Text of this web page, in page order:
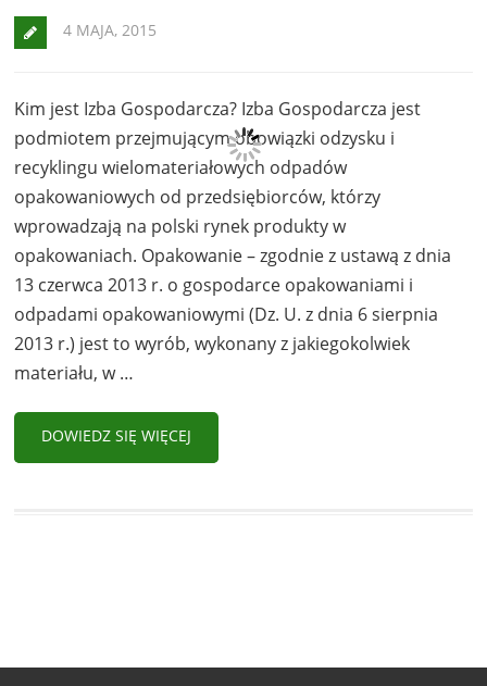
4 MAJA, 2015
Kim jest Izba Gospodarcza? Izba Gospodarcza jest
podmiotem przejmującym obowiązki odzysku i
recyklingu wielomateriałowych odpadów
opakowaniowych od przedsiębiorców, którzy
wprowadzają na polski rynek produkty w
opakowaniach. Opakowanie – zgodnie z ustawą z dnia
13 czerwca 2013 r. o gospodarce opakowaniami i
odpadami opakowaniowymi (Dz. U. z dnia 6 sierpnia
2013 r.) jest to wyrób, wykonany z jakiegokolwiek
materiału, w …
DOWIEDZ SIĘ WIĘCEJ